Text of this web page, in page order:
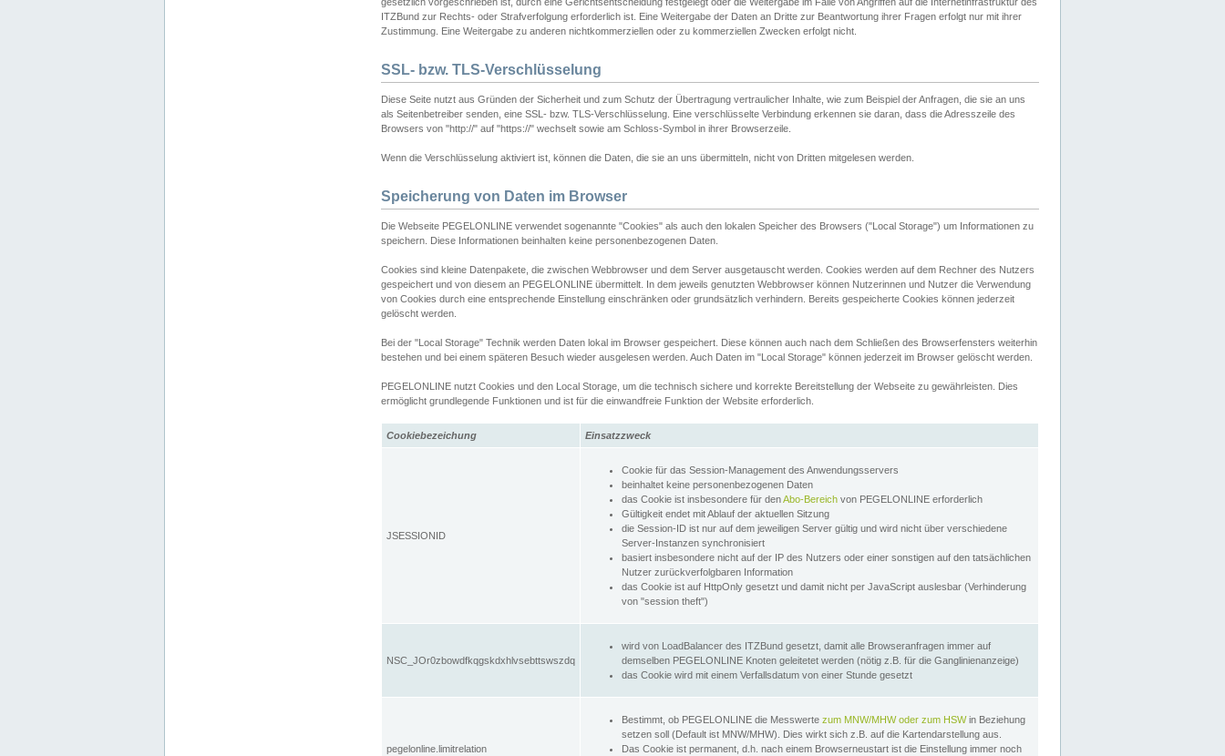
ITZBund zur Rechts- oder Strafverfolgung erforderlich ist. Eine Weitergabe der Daten an Dritte zur Beantwortung ihrer Fragen erfolgt nur mit ihrer
Zustimmung. Eine Weitergabe zu anderen nichtkommerziellen oder zu kommerziellen Zwecken erfolgt nicht.
SSL- bzw. TLS-Verschlüsselung
Diese Seite nutzt aus Gründen der Sicherheit und zum Schutz der Übertragung vertraulicher Inhalte, wie zum Beispiel der Anfragen, die sie an uns
als Seitenbetreiber senden, eine SSL- bzw. TLS-Verschlüsselung. Eine verschlüsselte Verbindung erkennen sie daran, dass die Adresszeile des
Browsers von "http://" auf "https://" wechselt sowie am Schloss-Symbol in ihrer Browserzeile.
Wenn die Verschlüsselung aktiviert ist, können die Daten, die sie an uns übermitteln, nicht von Dritten mitgelesen werden.
Speicherung von Daten im Browser
Die Webseite PEGELONLINE verwendet sogenannte "Cookies" als auch den lokalen Speicher des Browsers ("Local Storage") um Informationen zu
speichern. Diese Informationen beinhalten keine personenbezogenen Daten.
Cookies sind kleine Datenpakete, die zwischen Webbrowser und dem Server ausgetauscht werden. Cookies werden auf dem Rechner des Nutzers
gespeichert und von diesem an PEGELONLINE übermittelt. In dem jeweils genutzten Webbrowser können Nutzerinnen und Nutzer die Verwendung
von Cookies durch eine entsprechende Einstellung einschränken oder grundsätzlich verhindern. Bereits gespeicherte Cookies können jederzeit
gelöscht werden.
Bei der "Local Storage" Technik werden Daten lokal im Browser gespeichert. Diese können auch nach dem Schließen des Browserfensters weiterhin
bestehen und bei einem späteren Besuch wieder ausgelesen werden. Auch Daten im "Local Storage" können jederzeit im Browser gelöscht werden.
PEGELONLINE nutzt Cookies und den Local Storage, um die technisch sichere und korrekte Bereitstellung der Webseite zu gewährleisten. Dies
ermöglicht grundlegende Funktionen und ist für die einwandfreie Funktion der Website erforderlich.
Cookiebezeichung Einsatzzweck
JSESSIONID
Cookie für das Session-Management des Anwendungsservers
beinhaltet keine personenbezogenen Daten
das Cookie ist insbesondere für denAbo-Bereich von PEGELONLINE erforderlich
Gültigkeit endet mit Ablauf der aktuellen Sitzung
die Session-ID ist nur auf dem jeweiligen Server gültig und wird nicht über verschiedene
Server-Instanzen synchronisiert
basiert insbesondere nicht auf der IP des Nutzers oder einer sonstigen auf den tatsächlichen
Nutzer zurückverfolgbaren Information
das Cookie ist auf HttpOnly gesetzt und damit nicht per JavaScript auslesbar (Verhinderung
von "session theft")
NSC_JOr0zbowdfkqgskdxhlvsebttswszdq
wird von LoadBalancer des ITZBund gesetzt, damit alle Browseranfragen immer auf
demselben PEGELONLINE Knoten geleitetet werden (nötig z.B. für die Ganglinienanzeige)
das Cookie wird mit einem Verfallsdatum von einer Stunde gesetzt
pegelonline.limitrelation
Bestimmt, ob PEGELONLINE die Messwerte zum MNW/MHW oder zum HSWin Beziehung
setzen soll (Default ist MNW/MHW). Dies wirkt sich z.B. auf die Kartendarstellung aus.
Das Cookie ist permanent, d.h. nach einem Browserneustart ist die Einstellung immer noch